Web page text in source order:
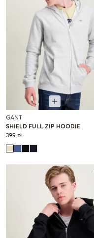
GANT
SHIELD FULL ZIP HOODIE
399 zł